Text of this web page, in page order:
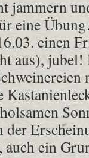
jammern
eine
einen
aus), jubel!
der
ein